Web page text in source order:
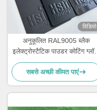
विडियो
अनुकूलित RAL9005 ब्लैक
इलेक्ट्रोस्टैटिक पाउडर कोटिंग ग्लॉसी
मैट फिनिश और 180-200°C के
साथ
सबसे अच्छी कीमत पाएं